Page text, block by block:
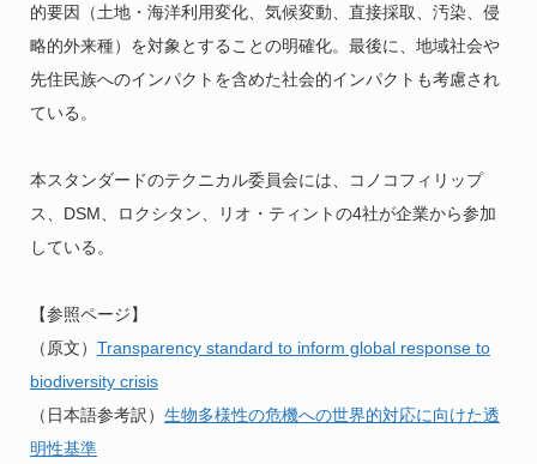
的要因（土地・海洋利用変化、気候変動、直接採取、汚染、侵
略的外来種）を対象とすることの明確化。最後に、地域社会や
先住民族へのインパクトを含めた社会的インパクトも考慮され
ている。
本スタンダードのテクニカル委員会には、コノコフィリップ
ス、DSM、ロクシタン、リオ・ティントの4社が企業から参加
している。
【参照ページ】
（原文） Transparency standard to inform global response to
biodiversity crisis
（日本語参考訳） 生物多様性の危機への世界的対応に向けた透
明性基準